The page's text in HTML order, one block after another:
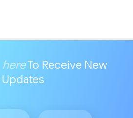
hereTo Receive New
Updates